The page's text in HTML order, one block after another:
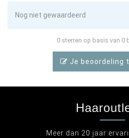
Nog niet gewaardeerd
0 sterren op basis van 0
Je beoordeling
Meer dan 20 jaar